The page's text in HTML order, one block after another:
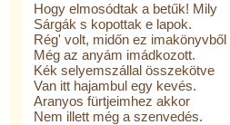
Hogy elmosódtak a betűk! Mily
Sárgák s kopottak e lapok.
Rég' volt, midőn ez imakönyvből
Még az anyám imádkozott.
Kék selyemszállal összekötve
Van itt hajambul egy kevés.
Aranyos fürtjeimhez akkor
Nem illett még a szenvedés.